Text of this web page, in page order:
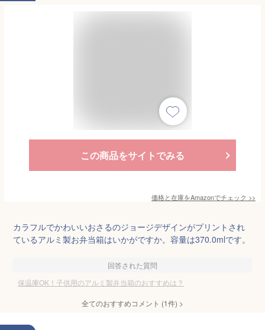
この商品をサイトでみる
価格と在庫をAmazonでチェック >>
カラフルでかわいいおさるのジョージデザインがプリントされ
ているアルミ製お弁当箱はいかがですか。容量は370.0mlです。
回答された質問
保温庫OK！子供用のアルミ製弁当箱のおすすめは？
全てのおすすめコメント (1件) >